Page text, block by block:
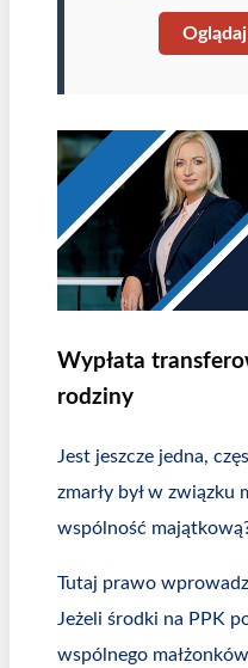
Oglądaj
Wypłata
rodziny
Jest jeszcze jedna,
zmarły był w związku
wspólność
Tutaj prawo
Jeżeli środki na PPK
wspólnego